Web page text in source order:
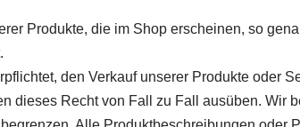
Produkte, die im Shop erscheinen, so
den Verkauf unserer Produkte oder
dieses Recht von Fall zu Fall ausüben. Wir